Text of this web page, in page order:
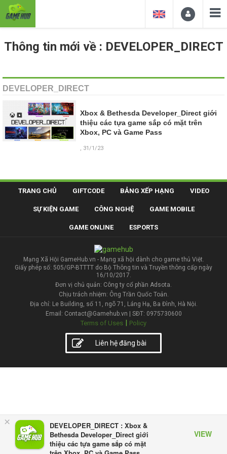
×
DEVELOPER_DIRECT : Xbox &
Bethesda Developer_Direct giới
thiệu các tựa game sắp có mặt
VIEW
Thông tin mới về : DEVELOPER_DIRECT
DEVELOPER_DIRECT
Xbox & Bethesda Developer_Direct giới
thiệu các tựa game sắp có mặt trên
Xbox, PC và Game Pass
, 31/1/23
TRANG CHỦ GIFTCODE BẢNG XẾP HẠNG VIDEO
SỰ KIỆN GAME CÔNG NGHỆ GAME MOBILE
GAME ONLINE ESPORTS
Mạng Xã Hội GameHub.vn - Mạng xã hội dành cho game thủ Việt.
Giấy phép số: 505/GP-BTTTT do Bộ Thông tin và Truyền thông cấp ngày
16/10/2017.
Đơn vị chủ quản: Công ty cổ phần Adsota.
Chịu trách nhiệm: Ông Trần Quốc Toản.
Địa chỉ: Le Building, số 11, ngõ 71, Láng Hạ, Ba Đình, Hà Nội.
Email: Contact@Gamehub.vn | SĐT: 0975730600
Terms of Uses | Policy
Liên hệ đăng bài